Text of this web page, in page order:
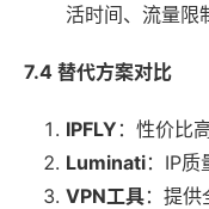
活时间、流量限
7.4 替代方案对比
IPFLY ：性价比
Luminati：IP质
VPN工具：提